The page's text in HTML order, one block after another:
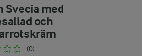
Svecia med
och
(0)